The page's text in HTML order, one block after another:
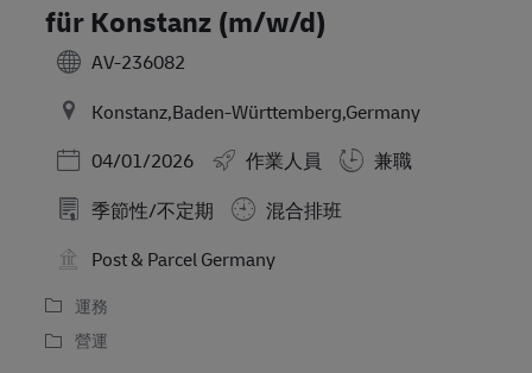
für Konstanz (m/w/d)
AV-236082
Konstanz,Baden-Württemberg,Germany
Posted Date
04/01/2026 作業人員
兼職
季節性/不定期
混合排班
Post & Parcel Germany
運務
營運